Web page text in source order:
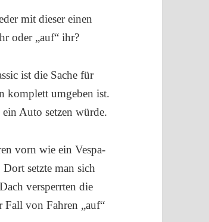
mit dieser einen
oder „auf“ ihr?
ist die Sache für
komplett umgeben ist.
Auto setzen würde.
vorn wie ein Vespa-
setzte man sich
versperrten die
Fall von Fahren „auf“